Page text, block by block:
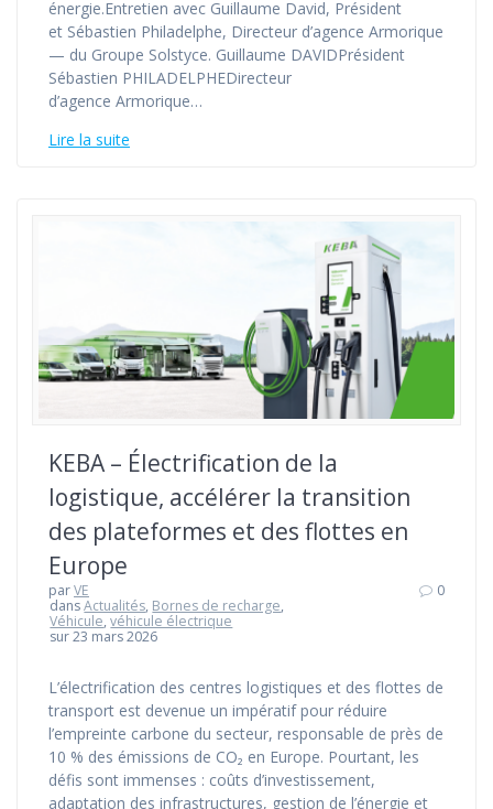
énergie.Entretien avec Guillaume David, Président
et Sébastien Philadelphe, Directeur d’agence Armorique
— du Groupe Solstyce. Guillaume DAVIDPrésident
Sébastien PHILADELPHEDirecteur
d’agence Armorique…
Lire la suite
KEBA – Électrification de la
logistique, accélérer la transition
des plateformes et des flottes en
Europe
parVE
dansActualités, Bornes de recharge,
Véhicule,véhicule électrique
sur 23 mars 2026
0
L’électrification des centres logistiques et des flottes de
transport est devenue un impératif pour réduire
l’empreinte carbone du secteur, responsable de près de
10 % des émissions de CO₂ en Europe. Pourtant, les
défis sont immenses : coûts d’investissement,
adaptation des infrastructures, gestion de l’énergie et